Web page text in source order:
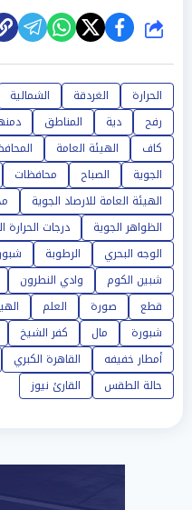
شارك
الحرارة الغردقة الشمالية
رفح
دية المناطق
كاف
الهيئة العامة
الجوية
الصباح محافظات
الهيئة العامة للارصاد الجوية
الظواهر الجوية
درجات الحرارة
الوجه البحري
الرطوبة
شبين الكوم
وادي النطرون
قطع
صورة العلم
شبورة
مال كفر الشيخ
أمطار خفيفه
القاهرة الكبري
حالة الطقس
القارئ نيوز